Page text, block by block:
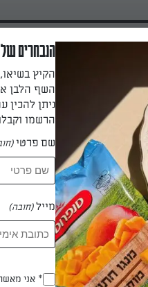
את הקמח, אבקת אפייה,
בעזרת מיקסר ידני,
ומערבלים היטב בין אחת
הנבחרים
הקיץ
השף הלבן
ניתן להכין
הרשמו
שם פרטי
מייל(חובה)
Opt_In
* אני